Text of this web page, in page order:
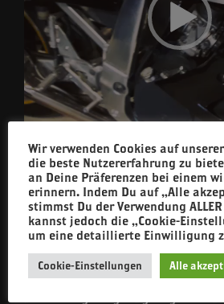
00:00
Der Weg wird zwar steinig, aber
läuft. Der Rest ergibt sich
#murmelnimkopf #ftw
#dieSuzuki #hoyasuka
Wir verwenden Cookies auf
die beste Nutzererfahrung zu
an Deine Präferenzen bei einem
erinnern. Indem Du auf „Alle
stimmst Du der Verwendung
kannst jedoch die „Cookie-
um eine detaillierte Einwilligung
Cookie-Einstellungen Alle